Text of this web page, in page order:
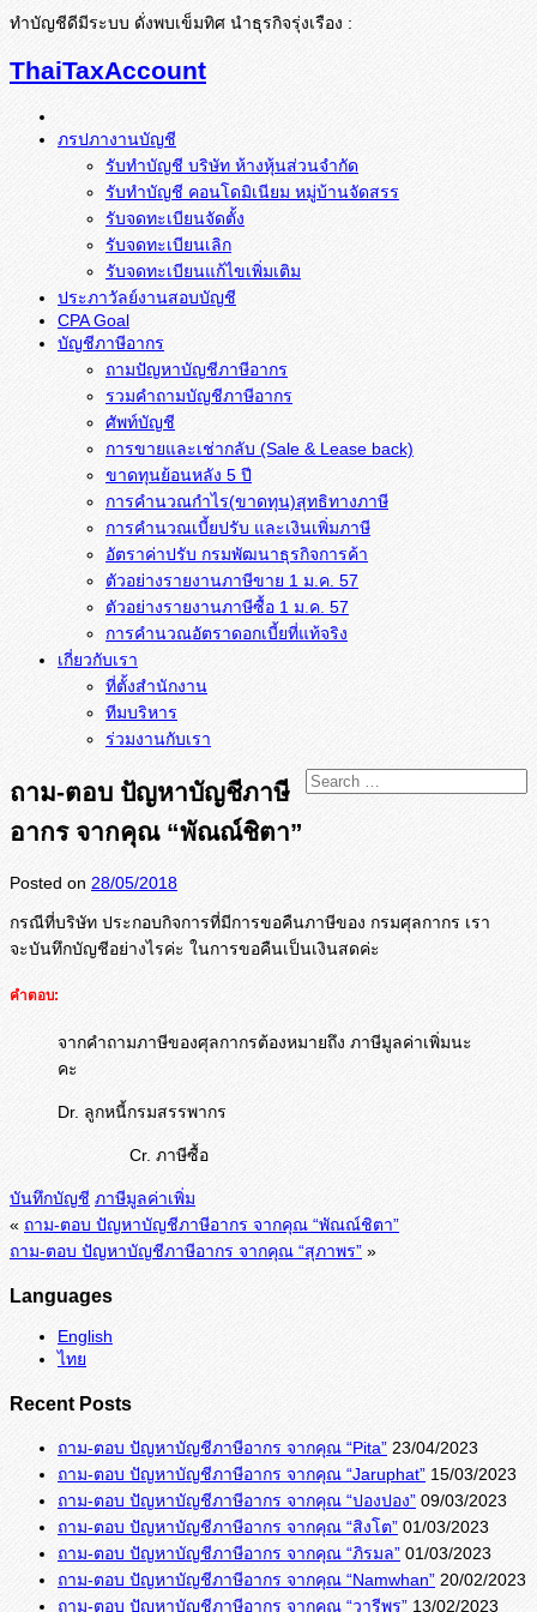
ทำบัญชีดีมีระบบ ดั่งพบเข็มทิศ นำธุรกิจรุ่งเรือง :
ThaiTaxAccount
ภรปภางานบัญชี
รับทำบัญชี บริษัท ห้างหุ้นส่วนจำกัด
รับทำบัญชี คอนโดมิเนียม หมู่บ้านจัดสรร
รับจดทะเบียนจัดตั้ง
รับจดทะเบียนเลิก
รับจดทะเบียนแก้ไขเพิ่มเติม
ประภาวัลย์งานสอบบัญชี
CPA Goal
บัญชีภาษีอากร
ถามปัญหาบัญชีภาษีอากร
รวมคำถามบัญชีภาษีอากร
ศัพท์บัญชี
การขายและเช่ากลับ (Sale & Lease back)
ขาดทุนย้อนหลัง 5 ปี
การคำนวณกำไร(ขาดทุน)สุทธิทางภาษี
การคำนวณเบี้ยปรับ และเงินเพิ่มภาษี
อัตราค่าปรับ กรมพัฒนาธุรกิจการค้า
ตัวอย่างรายงานภาษีขาย 1 ม.ค. 57
การคำนวณอัตราดอกเบี้ยที่แท้จริง
เกี่ยวกับเรา
ที่ตั้งสำนักงาน
ทีมบริหาร
ร่วมงานกับเรา
ถาม-ตอบ ปัญหาบัญชีภาษี
อากร จากคุณ “พัณณ์ชิตา”
Posted on 28/05/2018
กรณีที่บริษัท ประกอบกิจการที่มีการขอคืนภาษีของ กรมศุลกากร เรา
จะบันทึกบัญชีอย่างไรค่ะ ในการขอคืนเป็นเงินสดค่ะ
คำตอบ:
จากคำถามภาษีของศุลกากรต้องหมายถึง ภาษีมูลค่าเพิ่มนะ
คะ
Dr. ลูกหนี้กรมสรรพากร
Cr. ภาษีซื้อ
บันทึกบัญชี ภาษีมูลค่าเพิ่ม
« ถาม-ตอบ ปัญหาบัญชีภาษีอากร จากคุณ “พัณณ์ชิตา”
ถาม-ตอบ ปัญหาบัญชีภาษีอากร จากคุณ “สุภาพร” »
Languages
English
ไทย
Recent Posts
ถาม-ตอบ ปัญหาบัญชีภาษีอากร จากคุณ “Pita” 23/04/2023
ถาม-ตอบ ปัญหาบัญชีภาษีอากร จากคุณ “Jaruphat” 15/03/2023
ถาม-ตอบ ปัญหาบัญชีภาษีอากร จากคุณ “ปองปอง” 09/03/2023
ถาม-ตอบ ปัญหาบัญชีภาษีอากร จากคุณ “สิงโต” 01/03/2023
ถาม-ตอบ ปัญหาบัญชีภาษีอากร จากคุณ “ภิรมล” 01/03/2023
ถาม-ตอบ ปัญหาบัญชีภาษีอากร จากคุณ “Namwhan” 20/02/2023
ถาม-ตอบ ปัญหาบัญชีภาษีอากร จากคุณ “วารีพร” 13/02/2023